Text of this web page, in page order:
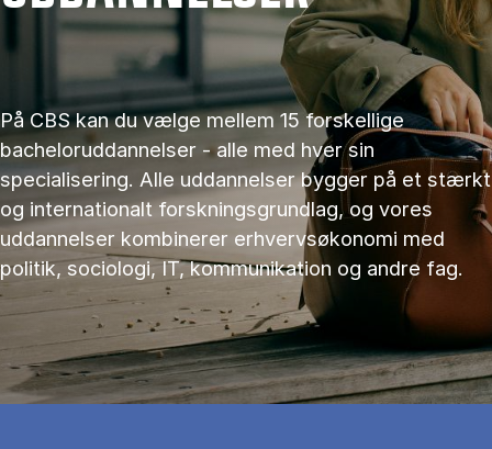
På CBS kan du vælge mellem 15 forskellige
bacheloruddannelser - alle med hver sin
specialisering. Alle uddannelser bygger på et stærkt
og internationalt forskningsgrundlag, og vores
uddannelser kombinerer erhvervsøkonomi med
politik, sociologi, IT, kommunikation og andre fag.